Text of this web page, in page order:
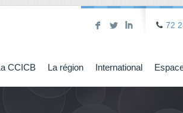
F L I 72
CCICB La région International